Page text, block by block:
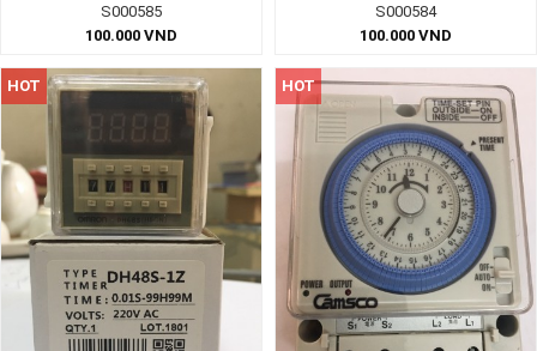
S000585
100.000 VND
S000584
100.000 VND
HOT HOT